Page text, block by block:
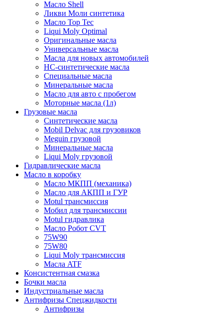
Масло Shell
Ликви Моли синтетика
Масло Top Tec
Liqui Moly Optimal
Оригинальные масла
Универсальные масла
Масла для новых автомобилей
HC-синтетические масла
Специальные масла
Минеральные масла
Масло для авто с пробегом
Моторные масла (1л)
Грузовые масла
Синтетические масла
Mobil Delvac для грузовиков
Meguin грузовой
Минеральные масла
Liqui Moly грузовой
Гидравлические масла
Масло в коробку
Масло МКПП (механика)
Масло для АКПП и ГУР
Motul трансмиссия
Мобил для трансмиссии
Motul гидравлика
Масло Робот CVT
75W90
75W80
Liqui Moly трансмиссия
Масла ATF
Консистентная смазка
Бочки масла
Индустриальные масла
Антифризы Спецжидкости
Антифризы